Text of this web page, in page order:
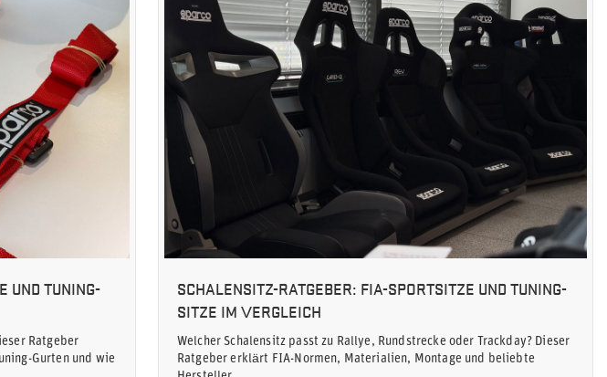
UND TUNING-
Ratgeber
Gurten und wie
SCHALENSITZ-RATGEBER: FIA-SPORTSITZE UND TUNING-
SITZE IM VERGLEICH
Welcher Schalensitz passt zu Rallye, Rundstrecke oder Trackday? Dieser
Ratgeber erklärt FIA-Normen, Materialien, Montage und beliebte